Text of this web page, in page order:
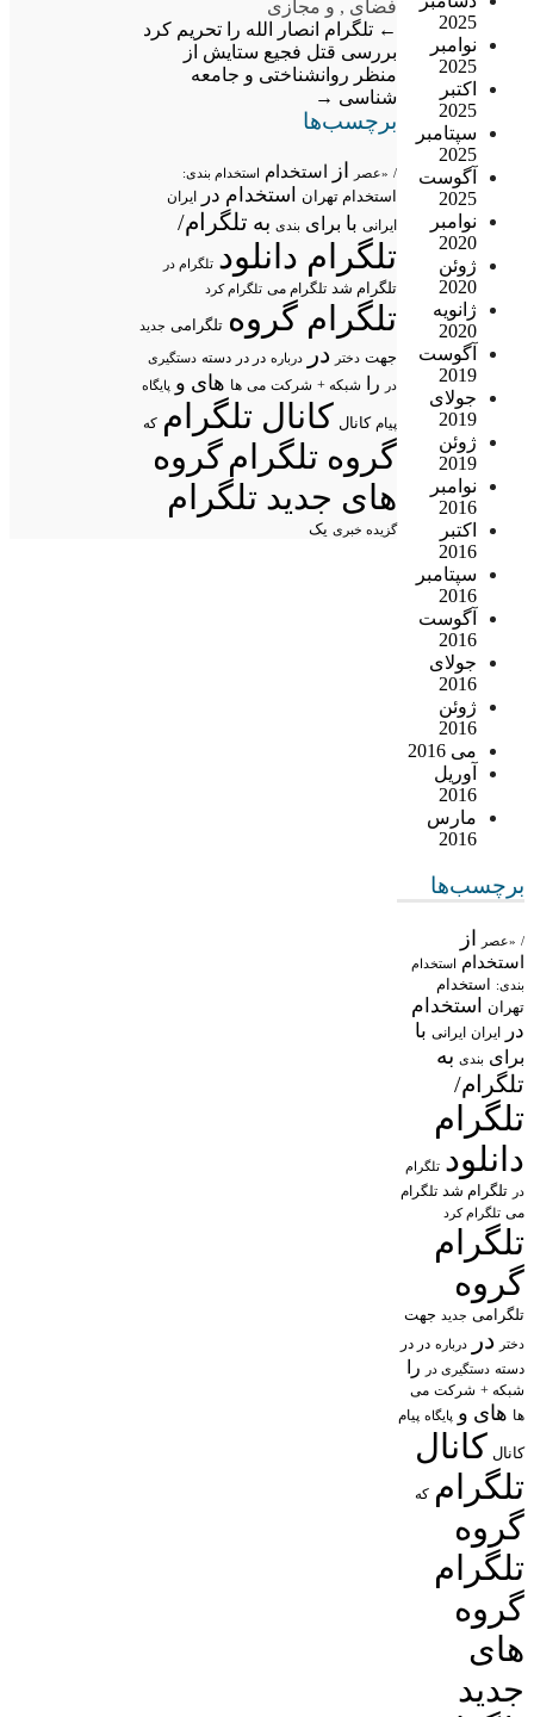
2025
نوامبر
2025
اکتبر
2025
سپتامبر
2025
آگوست
2025
نوامبر
2020
ژوئن
2020
ژانویه
2020
آگوست
2019
جولای
2019
ژوئن
2019
نوامبر
2016
اکتبر
2016
سپتامبر
2016
آگوست
2016
جولای
2016
ژوئن
2016
می 2016
آوریل
2016
مارس
2016
برچسب‌ها
/ «عصر از
استخدام استخدام
بندی: استخدام
تهران
استخدام
در
ایران ایرانی با
برای بندی به
تلگرام/
تلگرام
دانلود تلگرام
در تلگرام شد تلگرام
می تلگرام کرد
تلگرام
گروه
تلگرامی جدید جهت
دختر در درباره در در
دسته دستگیری در را
شبکه + شرکت می
ها های و پایگاه پیام
کانال کانال
تلگرام که
گروه
تلگرام
گروه
های
جدید
فضای , و مجازی
← تلگرام انصار الله را تحریم کرد
بررسی قتل فجیع ستایش از
منظر روانشناختی و جامعه
شناسی →
برچسب‌ها
/ «عصر از استخدام استخدام بندی:
استخدام تهران استخدام در ایران
ایرانی با برای بندی به تلگرام/
تلگرام دانلود تلگرام در
تلگرام شد تلگرام می تلگرام کرد
تلگرام گروه تلگرامی جدید
جهت دختر در درباره در در دسته دستگیری
در
را شبکه + شرکت می ها های و پایگاه
پیام کانال کانال تلگرام که
گروه تلگرامگروه
های جدید تلگرام
گزیده خبری یک